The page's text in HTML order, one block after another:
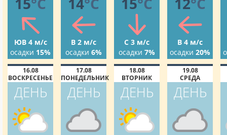
ЮВ 4 м/с
осадки 15%
В 2 м/с
осадки 6%
С 3 м/с
осадки 7%
В 4 м/с
осадки 20%
16.08
ВОСКРЕСЕНЬЕ
ДЕНЬ
17.08
ПОНЕДЕЛЬНИК
ДЕНЬ
18.08
ВТОРНИК
ДЕНЬ
19.08
СРЕДА
ДЕНЬ